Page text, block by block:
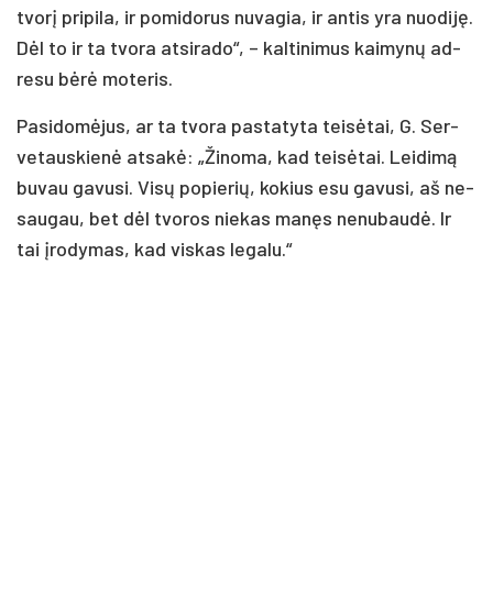
tvo­rį pri­pi­la, ir po­mi­do­rus nu­va­gia, ir an­tis yra nuo­di­ję.
Dėl to ir ta tvo­ra at­si­ra­do“, – kal­ti­ni­mus kai­my­nų ad­
re­su bė­rė mo­te­ris.
Pa­si­do­mė­jus, ar ta tvo­ra pa­sta­ty­ta tei­sė­tai, G. Ser­
ve­taus­kie­nė at­sa­kė: „Ži­no­ma, kad tei­sė­tai. Lei­di­mą
bu­vau ga­vu­si. Vi­sų po­pie­rių, ko­kius esu ga­vu­si, aš ne­
sau­gau, bet dėl tvo­ros nie­kas ma­nęs ne­nu­bau­dė. Ir
tai įro­dy­mas, kad vis­kas le­ga­lu.“